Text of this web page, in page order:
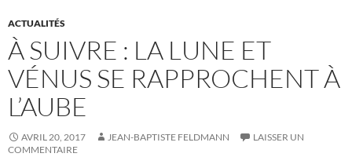
ACTUALITÉS
À SUIVRE : LA LUNE ET
VÉNUS SE RAPPROCHENT À
L’AUBE
AVRIL 20, 2017 JEAN-BAPTISTE FELDMANN
LAISSER UN
COMMENTAIRE